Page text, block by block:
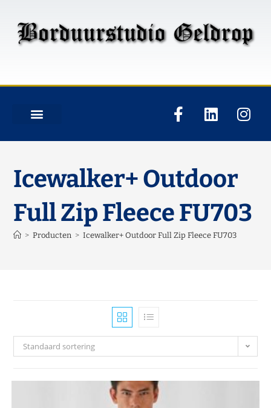
Icewalker+ Outdoor
Full Zip Fleece FU703
> Producten > Icewalker+ Outdoor Full Zip Fleece FU703
Standaard sortering